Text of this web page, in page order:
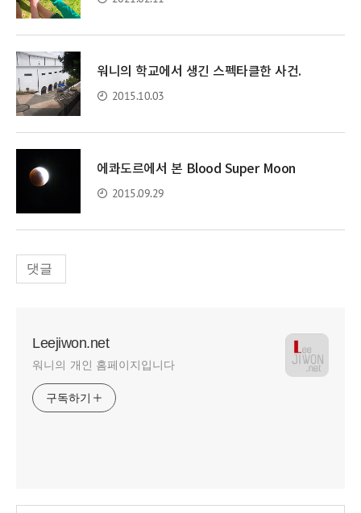
워니의 학교에서 생긴 스펙타클한 사건.
2015.10.03
에콰도르에서 본 Blood Super Moon
2015.09.29
댓글
Leejiwon.net
워니의 개인 홈페이지입니다
구독하기